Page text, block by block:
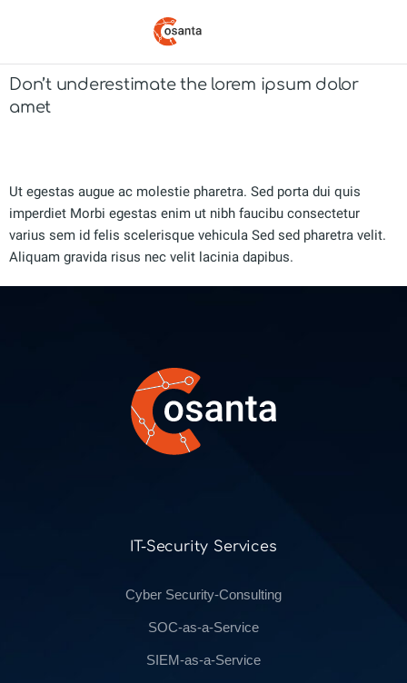
Don’t underestimate the lorem ipsum dolor
amet
Ut egestas augue ac molestie pharetra. Sed porta dui quis
imperdiet Morbi egestas enim ut nibh faucibu consectetur
varius sem id felis scelerisque vehicula Sed sed pharetra velit.
Aliquam gravida risus nec velit lacinia dapibus.
IT-Security Services
Cyber Security-Consulting
SOC-as-a-Service
SIEM-as-a-Service